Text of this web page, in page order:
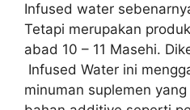
Infused water
Tetapi merupakan
abad 10 – 11 Masehi.
Infused Water ini
minuman suplemen